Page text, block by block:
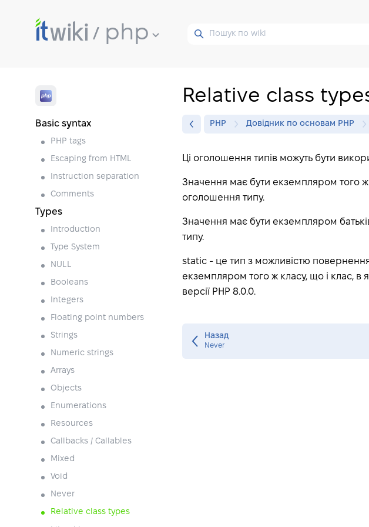
php
Basic syntax
PHP tags
Escaping from HTML
Instruction separation
Comments
Types
Introduction
Type System
NULL
Booleans
Integers
Floating point numbers
Strings
Numeric strings
Arrays
Objects
Enumerations
Resources
Callbacks / Callables
Mixed
Void
Never
Relative class types
Relative class
PHP Довідник по основам PHP
Ці оголошення типів можуть бути
Значення має бути екземпляром того ж
оголошення типу.
Значення має бути екземпляром
типу.
static - це тип з можливістю
екземпляром того ж класу, що і клас,
версії PHP 8.0.0.
Назад
Never